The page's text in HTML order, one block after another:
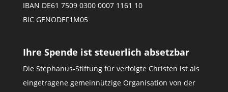
IBAN DE61 7509 0300 0007 1161 10
BIC GENODEF1M05
Ihre Spende ist steuerlich absetzbar
Die Stephanus-Stiftung für verfolgte Christen ist als
eingetragene gemeinnützige Organisation von der